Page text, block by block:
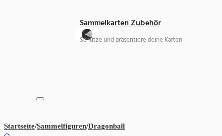
Sammelkarten Zubehör
Schütze und präsentiere deine Karten
Startseite/Sammelfiguren/Dragonball